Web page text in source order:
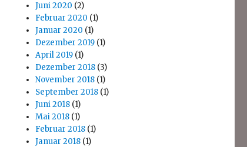
Juni 2020 (2)
Februar 2020 (1)
Januar 2020 (1)
Dezember 2019 (1)
April 2019 (1)
Dezember 2018 (3)
November 2018 (1)
September 2018 (1)
Juni 2018 (1)
Mai 2018 (1)
Februar 2018 (1)
Januar 2018 (1)